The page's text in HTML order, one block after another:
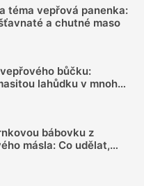
téma vepřová panenka:
a chutné maso
bůčku:
lahůdku v mnoha
bábovku z
másla: Co udělat,